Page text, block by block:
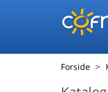
Forside